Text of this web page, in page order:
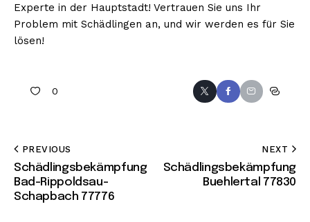
Experte in der Hauptstadt! Vertrauen Sie uns Ihr
Problem mit Schädlingen an, und wir werden es für Sie
lösen!
0
PREVIOUS
Schädlingsbekämpfung
Bad-Rippoldsau-
Schapbach 77776
NEXT
Schädlingsbekämpfung
Buehlertal 77830